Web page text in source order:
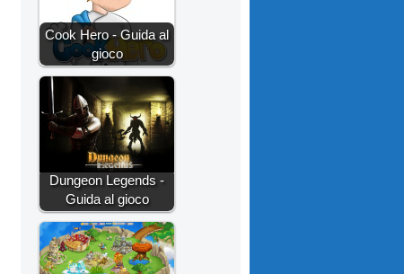
Cook Hero - Guida al
gioco
Dungeon Legends -
Guida al gioco